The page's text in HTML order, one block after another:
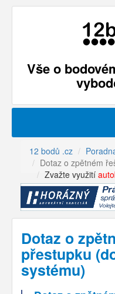
Vše o
12 bodů .cz
Dotaz o zpětném
Zvažte využití
Dotaz o
přestupku
systému)